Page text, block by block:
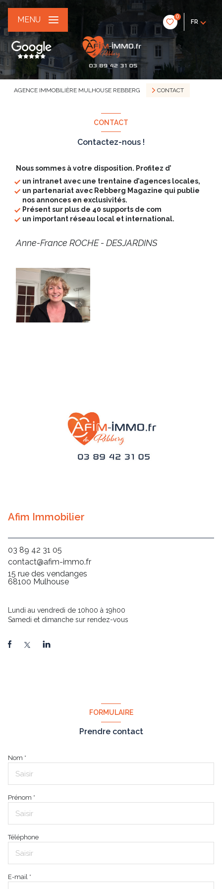
0
FR
MENU
AGENCE IMMOBILIÈRE MULHOUSE REBBERG CONTACT
CONTACT
Contactez-nous !
Nous sommes à votre disposition. Profitez d’
un intranet avec une trentaine d’agences locales,
un partenariat avec Rebberg Magazine qui publie
nos annonces en exclusivités.
Présent sur plus de 40 supports de com
un important réseau local et international.
Anne-France ROCHE - DESJARDINS
Afim Immobilier
03 89 42 31 05
contact@afim-immo.fr
15 rue des vendanges
68100 Mulhouse
Lundi au vendredi de 10h00 à 19h00
Samedi et dimanche sur rendez-vous
FORMULAIRE
Prendre contact
Nom *
Prénom *
Téléphone
E-mail *